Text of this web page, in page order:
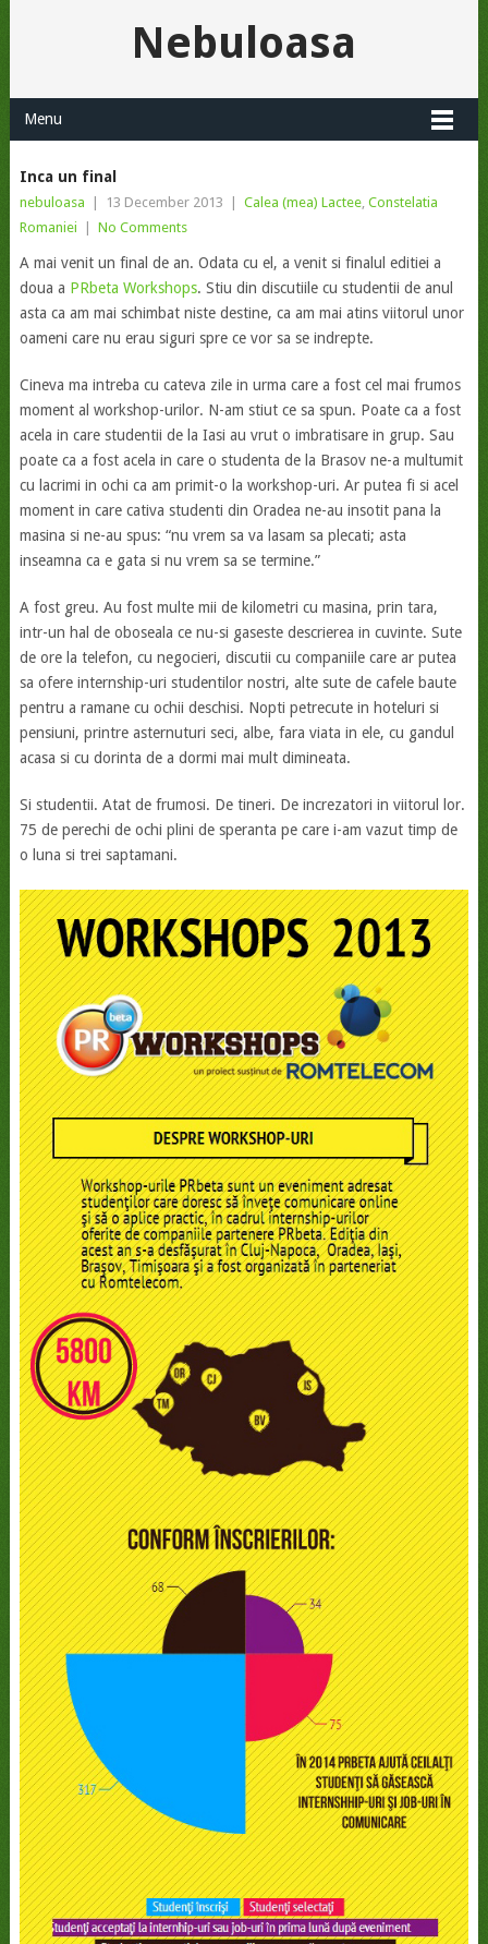
Nebuloasa
Menu
Inca un final
nebuloasa 13 December 2013 Calea (mea) Lactee, Constelatia
Romaniei
No Comments
A mai venit un final de an. Odata cu el, a venit si finalul editiei a
doua a PRbeta Workshops. Stiu din discutiile cu studentii de anul
asta ca am mai schimbat niste destine, ca am mai atins viitorul unor
oameni care nu erau siguri spre ce vor sa se indrepte.
Cineva ma intreba cu cateva zile in urma care a fost cel mai frumos
moment al workshop-urilor. N-am stiut ce sa spun. Poate ca a fost
acela in care studentii de la Iasi au vrut o imbratisare in grup. Sau
poate ca a fost acela in care o studenta de la Brasov ne-a multumit
cu lacrimi in ochi ca am primit-o la workshop-uri. Ar putea fi si acel
moment in care cativa studenti din Oradea ne-au insotit pana la
masina si ne-au spus: “nu vrem sa va lasam sa plecati; asta
inseamna ca e gata si nu vrem sa se termine.”
A fost greu. Au fost multe mii de kilometri cu masina, prin tara,
intr-un hal de oboseala ce nu-si gaseste descrierea in cuvinte. Sute
de ore la telefon, cu negocieri, discutii cu companiile care ar putea
sa ofere internship-uri studentilor nostri, alte sute de cafele baute
pentru a ramane cu ochii deschisi. Nopti petrecute in hoteluri si
pensiuni, printre asternuturi seci, albe, fara viata in ele, cu gandul
acasa si cu dorinta de a dormi mai mult dimineata.
Si studentii. Atat de frumosi. De tineri. De increzatori in viitorul lor.
75 de perechi de ochi plini de speranta pe care i-am vazut timp de
o luna si trei saptamani.